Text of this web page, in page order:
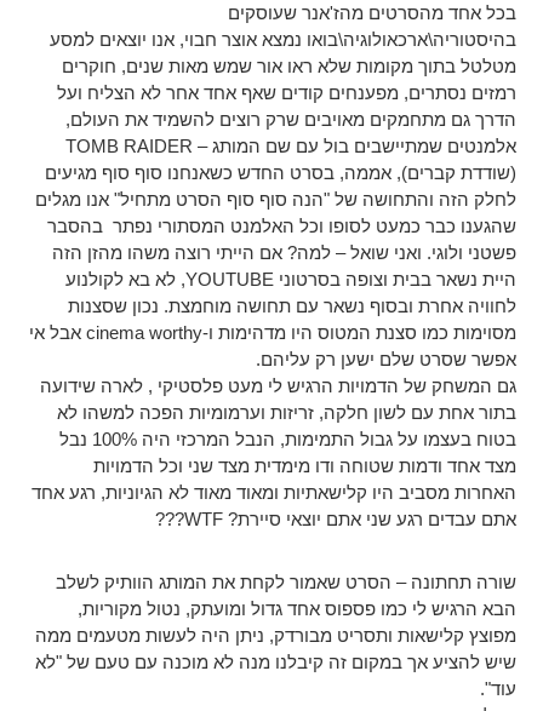
בכל אחד מהסרטים מהז'אנר שעוסקים
בהיסטוריה\ארכאולוגיה\בואו נמצא אוצר חבוי, אנו יוצאים למסע
מטלטל בתוך מקומות שלא ראו אור שמש מאות שנים, חוקרים
רמזים נסתרים, מפענחים קודים שאף אחד אחר לא הצליח ועל
הדרך גם מתחמקים מאויבים שרק רוצים להשמיד את העולם,
אלמנטים שמתיישבים בול עם שם המותג – TOMB RAIDER
(שודדת קברים), אממה, בסרט החדש כשאנחנו סוף סוף מגיעים
לחלק הזה והתחושה של "הנה סוף סוף הסרט מתחיל" אנו מגלים
שהגענו כבר כמעט לסופו וכל האלמנט המסתורי נפתר בהסבר
פשטני ולוגי. ואני שואל – למה? אם הייתי רוצה משהו מהזן הזה
היית נשאר בבית וצופה בסרטוני YOUTUBE, לא בא לקולנוע
לחוויה אחרת ובסוף נשאר עם תחושה מוחמצת. נכון שסצנות
מסוימות כמו סצנת המטוס היו מדהימות ו-cinema worthy אבל אי
אפשר שסרט שלם ישען רק עליהם.
גם המשחק של הדמויות הרגיש לי מעט פלסטיקי , לארה שידועה
בתור אחת עם לשון חלקה, זריזות וערמומיות הפכה למשהו לא
בטוח בעצמו על גבול התמימות, הנבל המרכזי היה 100% נבל
מצד אחד ודמות שטוחה ודו מימדית מצד שני וכל הדמויות
האחרות מסביב היו קלישאתיות ומאוד מאוד לא הגיוניות, רגע אחד
אתם עבדים רגע שני אתם יוצאי סיירת? WTF???
שורה תחתונה – הסרט שאמור לקחת את המותג הוותיק לשלב
הבא הרגיש לי כמו פספוס אחד גדול ומועתק, נטול מקוריות,
מפוצץ קלישאות ותסריט מבורדק, ניתן היה לעשות מטעמים ממה
שיש להציע אך במקום זה קיבלנו מנה לא מוכנה עם טעם של "לא
עוד".